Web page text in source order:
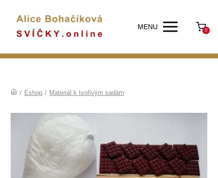
MENU 0
/ Eshop / Materiál k tvořivým sadám